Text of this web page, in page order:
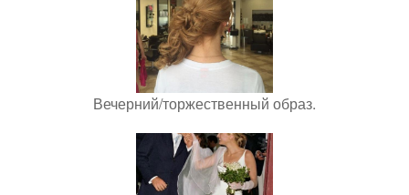
Вечерний/торжественный образ.